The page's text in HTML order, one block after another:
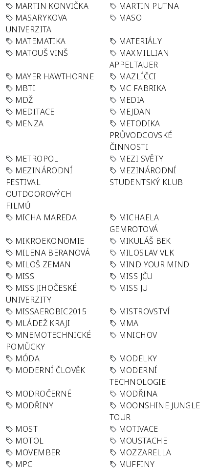
MARTIN KONVIČKA
MARTIN PUTNA
MASARYKOVA
UNIVERZITA
MASO
MATEMATIKA
MATERIÁLY
MATOUŠ VINŠ
MAXMILLIAN
APPELTAUER
MAYER HAWTHORNE
MAZLÍČCI
MBTI
MC FABRIKA
MDŽ
MEDIA
MEDITACE
MEJDAN
MENZA
METODIKA
PRŮVODCOVSKÉ
ČINNOSTI
METROPOL
MEZI SVĚTY
MEZINÁRODNÍ
FESTIVAL
OUTDOOROVÝCH
FILMŮ
MEZINÁRODNÍ
STUDENTSKÝ KLUB
MICHA MAREDA
MICHAELA
GEMROTOVÁ
MIKROEKONOMIE
MIKULÁŠ BEK
MILENA BERANOVÁ
MILOSLAV VLK
MILOŠ ZEMAN
MIND YOUR MIND
MISS
MISS JČU
MISS JIHOČESKÉ
UNIVERZITY
MISS JU
MISSAEROBIC2015
MISTROVSTVÍ
MLÁDEŽ KRAJI
MMA
MNEMOTECHNICKÉ
POMŮCKY
MNICHOV
MÓDA
MODELKY
MODERNÍ ČLOVĚK
MODERNÍ
TECHNOLOGIE
MODROČERNÉ
MODŘINA
MODŘINY
MOONSHINE JUNGLE
TOUR
MOST
MOTIVACE
MOTOL
MOUSTACHE
MOVEMBER
MOZZARELLA
MPC
MUFFINY